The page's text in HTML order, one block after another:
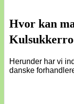
Hvor kan
Herunder har vi
danske